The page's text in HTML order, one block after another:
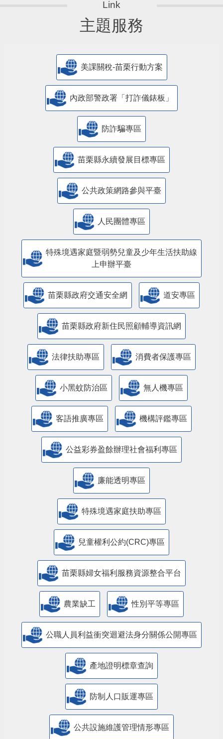
主題服務
美課關稅-苗栗行動方案
內政部警政署「打詐儀錶板」
防詐騙專區
苗栗縣永續發展目標專區
公共政策網路參與平臺
人民團體專區
特殊境遇家庭暨弱勢兒童及少年生活扶助線
上申辦平臺
苗栗縣政府交通安全網 道安專區
苗栗縣政府新住民照顧輔導資訊網
法律扶助專區 消費者保護專區
小黑蚊防治區 無人機專區
客語推廣專區 機構評鑑專區
公益彩券盈餘辦理社會福利專區
廉能透明專區
特殊境遇家庭扶助專區
兒童權利公約(CRC)專區
苗栗縣婦女福利服務資源整合平台
農業缺工 性別平等專區
公職人員利益衝突迴避法身分關係公開專區
產地證明標章查詢
防制人口販運專區
​公共設施維護管理情形專區